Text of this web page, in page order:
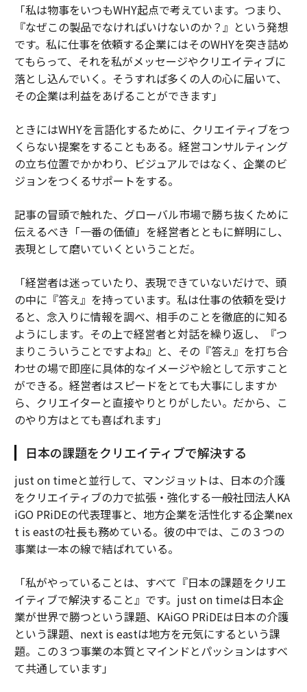
「私は物事をいつもWHY起点で考えています。つまり、
『なぜこの製品でなければいけないのか？』という発想
です。私に仕事を依頼する企業にはそのWHYを突き詰め
てもらって、それを私がメッセージやクリエイティブに
落とし込んでいく。そうすれば多くの人の心に届いて、
その企業は利益をあげることができます」
ときにはWHYを言語化するために、クリエイティブをつ
くらない提案をすることもある。経営コンサルティング
の立ち位置でかかわり、ビジュアルではなく、企業のビ
ジョンをつくるサポートをする。
記事の冒頭で触れた、グローバル市場で勝ち抜くために
伝えるべき「一番の価値」を経営者とともに鮮明にし、
表現として磨いていくということだ。
「経営者は迷っていたり、表現できていないだけで、頭
の中に『答え』を持っています。私は仕事の依頼を受け
ると、念入りに情報を調べ、相手のことを徹底的に知る
ようにします。その上で経営者と対話を繰り返し、『つ
まりこういうことですよね』と、その『答え』を打ち合
わせの場で即座に具体的なイメージや絵として示すこと
ができる。経営者はスピードをとても大事にしますか
ら、クリエイターと直接やりとりがしたい。だから、こ
のやり方はとても喜ばれます」
日本の課題をクリエイティブで解決する
just on timeと並行して、マンジョットは、日本の介護
をクリエイティブの力で拡張・強化する一般社団法人KA
iGO PRiDEの代表理事と、地方企業を活性化する企業nex
t is eastの社長も務めている。彼の中では、この３つの
事業は一本の線で結ばれている。
「私がやっていることは、すべて『日本の課題をクリエ
イティブで解決すること』です。just on timeは日本企
業が世界で勝つという課題、KAiGO PRiDEは日本の介護
という課題、next is eastは地方を元気にするという課
題。この３つ事業の本質とマインドとパッションはすべ
て共通しています」